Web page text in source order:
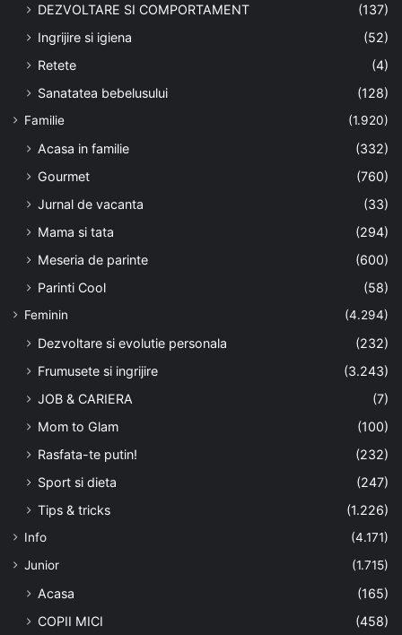
DEZVOLTARE SI COMPORTAMENT
(137)
Ingrijire si igiena
(52)
Retete
(4)
Sanatatea bebelusului
(128)
Familie (1.920)
Acasa in familie
(332)
Gourmet
(760)
Jurnal de vacanta
(33)
Mama si tata
(294)
Meseria de parinte
(600)
Parinti Cool
(58)
Feminin (4.294)
Dezvoltare si evolutie personala
(232)
Frumusete si ingrijire
(3.243)
JOB & CARIERA
(7)
Mom to Glam
(100)
Rasfata-te putin!
(232)
Sport si dieta
(247)
Tips & tricks
(1.226)
Info
(4.171)
Junior
(1.715)
Acasa
(165)
COPII MICI
(458)